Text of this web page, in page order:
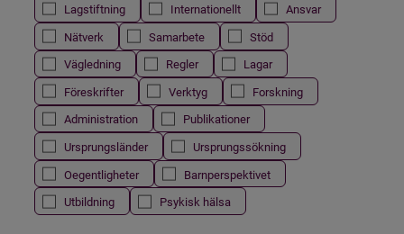
Lagstiftning
Internationellt
Ansvar
Nätverk
Samarbete
Stöd
Vägledning
Regler
Lagar
Föreskrifter
Verktyg
Forskning
Administration
Publikationer
Ursprungsländer
Ursprungssökning
Oegentligheter
Barnperspektivet
Utbildning
Psykisk hälsa